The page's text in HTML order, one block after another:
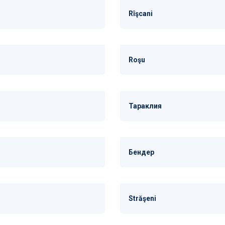
Rîşcani
Roşu
Тараклия
Бендер
Străşeni